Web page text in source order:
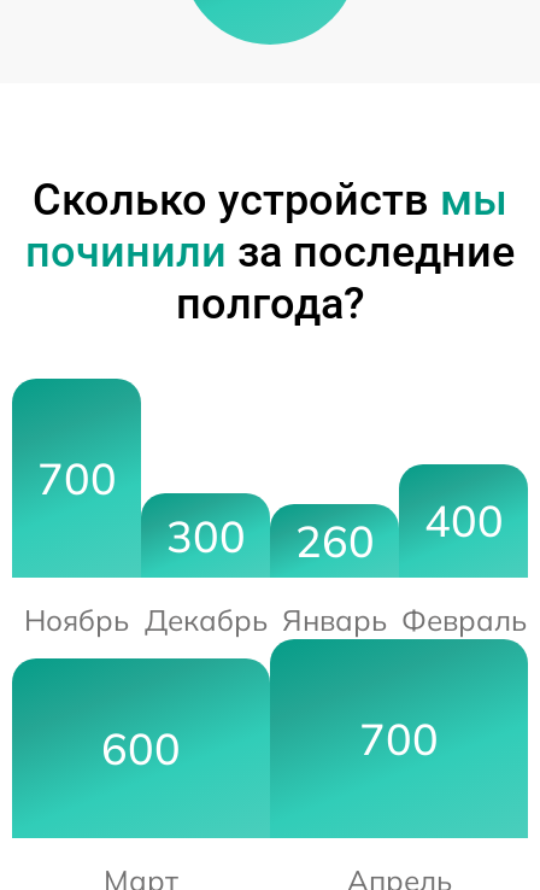
Сколько устройств мы
починили за последние
полгода?
700
Ноябрь
300
Декабрь
260
Январь
400
Февраль
600
Март
700
Апрель